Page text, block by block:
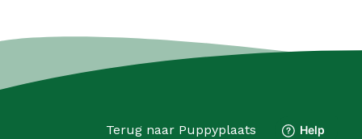
Terug naar Puppyplaats